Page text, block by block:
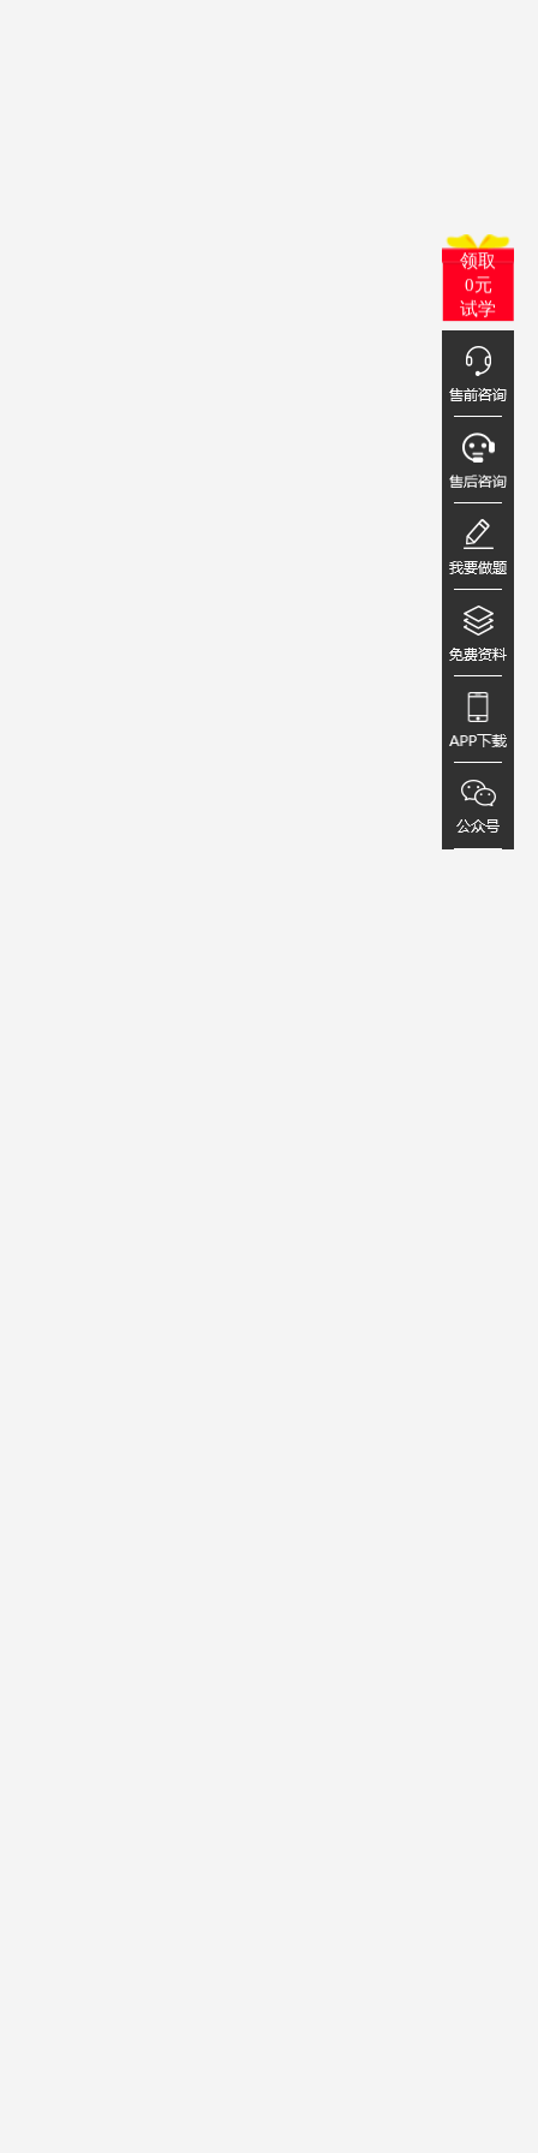
领取
0元
试学